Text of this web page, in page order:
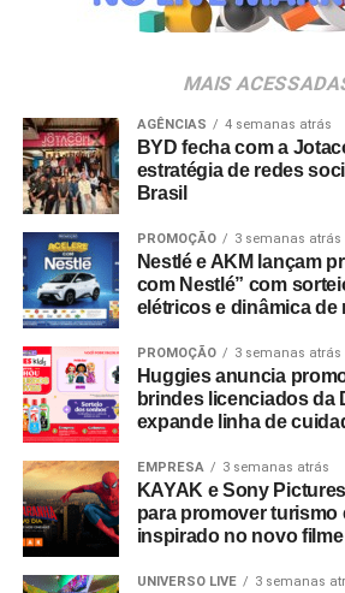
da música e da hospitalidade carioca.
no canal oficial da Ticketmaster, com
de R$ 3.950,00. As demais
evento serão divulgadas nos canais
nos próximos meses.
MAIS
AGÊNCIAS 4 semanas atrás
BYD fecha com a
estratégia de redes
Brasil
PROMOÇÃO 3 semanas atrás
Nestlé e AKM lançam
com Nestlé” com
elétricos e dinâmica de
PROMOÇÃO 3 semanas atrás
Huggies anuncia
brindes licenciados da
expande linha de
EMPRESA 3 semanas atrás
KAYAK e Sony
para promover turismo
inspirado no novo
UNIVERSO LIVE 3 semanas